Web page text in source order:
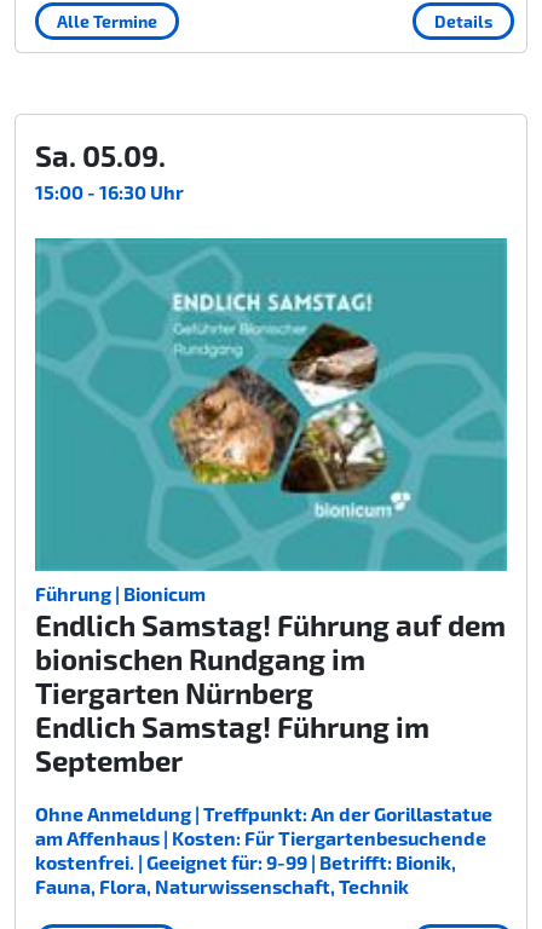
Details
Alle Termine
Sa. 05.09.
15:00 - 16:30 Uhr
Führung | Bionicum
Endlich Samstag! Führung auf dem
bionischen Rundgang im
Tiergarten Nürnberg
Endlich Samstag! Führung im
September
Ohne Anmeldung | Treffpunkt: An der Gorillastatue
am Affenhaus | Kosten: Für Tiergartenbesuchende
kostenfrei. | Geeignet für: 9-99 | Betrifft: Bionik,
Fauna, Flora, Naturwissenschaft, Technik